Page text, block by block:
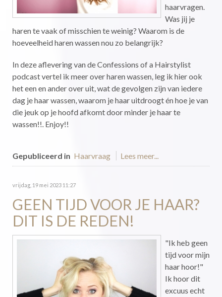
haarvragen.
Was jij je
haren te vaak of misschien te weinig? Waarom is de
hoeveelheid haren wassen nou zo belangrijk?
In deze aflevering van de Confessions of a Hairstylist
podcast vertel ik meer over haren wassen, leg ik hier ook
het een en ander over uit, wat de gevolgen zijn van iedere
dag je haar wassen, waarom je haar uitdroogt én hoe je van
die jeuk op je hoofd afkomt door minder je haar te
wassen!!. Enjoy!!
Gepubliceerd in Haarvraag Lees meer...
vrijdag, 19 mei 2023 11:27
GEEN TIJD VOOR JE HAAR?
DIT IS DE REDEN!
"Ik heb geen
tijd voor mijn
haar hoor!"
Ik hoor dit
excuus echt